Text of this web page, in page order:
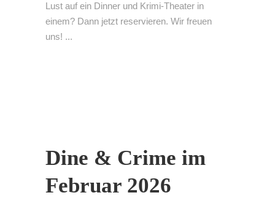
Lust auf ein Dinner und Krimi-Theater in
einem? Dann jetzt reservieren. Wir freuen
uns! ...
Dine & Crime im
Februar 2026